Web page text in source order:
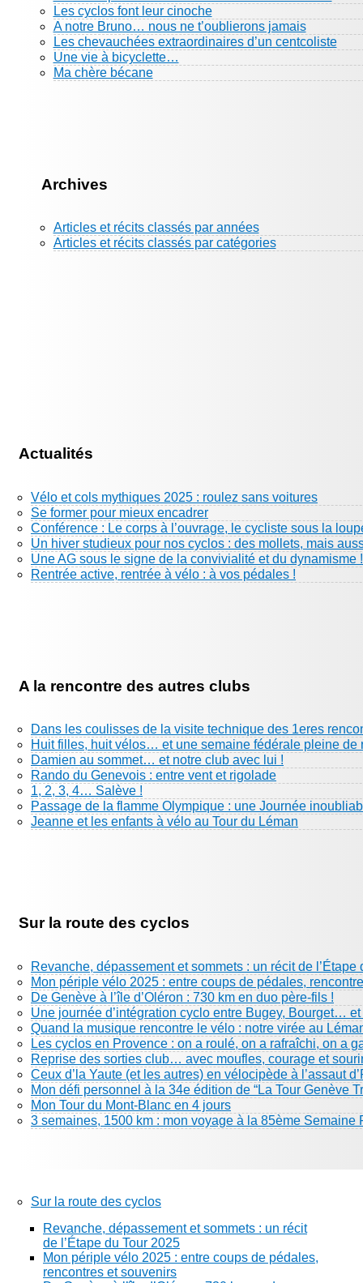
Les cyclos font leur cinoche
A notre Bruno… nous ne t’oublierons jamais
Les chevauchées extraordinaires d’un centcoliste
Une vie à bicyclette…
Ma chère bécane
Archives
Articles et récits classés par années
Articles et récits classés par catégories
Actualités
Vélo et cols mythiques 2025 : roulez sans voitures
Se former pour mieux encadrer
Conférence : Le corps à l’ouvrage, le cycliste sous la
Un hiver studieux pour nos cyclos : des mollets, mais
Une AG sous le signe de la convivialité et du dynamisme !
Rentrée active, rentrée à vélo : à vos pédales !
A la rencontre des autres clubs
Dans les coulisses de la visite technique des 1eres
Huit filles, huit vélos… et une semaine fédérale pleine de
Damien au sommet… et notre club avec lui !
Rando du Genevois : entre vent et rigolade
1, 2, 3, 4… Salève !
Passage de la flamme Olympique : une Journée
Jeanne et les enfants à vélo au Tour du Léman
Sur la route des cyclos
Revanche, dépassement et sommets : un récit de l’Étape
Mon périple vélo 2025 : entre coups de pédales,
De Genève à l’île d’Oléron : 730 km en duo père-fils !
Une journée d’intégration cyclo entre Bugey, Bourget…
Quand la musique rencontre le vélo : notre virée au
Les cyclos en Provence : on a roulé, on a rafraîchi, on a
Reprise des sorties club… avec moufles, courage et
Ceux d’la Yaute (et les autres) en vélocipède à l’assaut
Mon défi personnel à la 34e édition de “La Tour Genève
Mon Tour du Mont-Blanc en 4 jours
3 semaines, 1500 km : mon voyage à la 85ème Semaine
Sur la route des cyclos
Revanche, dépassement et sommets : un récit
de l’Étape du Tour 2025
Mon périple vélo 2025 : entre coups de pédales,
rencontres et souvenirs